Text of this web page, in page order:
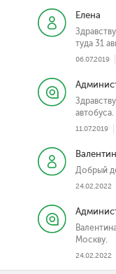
Елена
туда 31
06.07.2019
автобуса.
11.07.2019
Добрый
24.02.2022
Москву.
24.02.2022